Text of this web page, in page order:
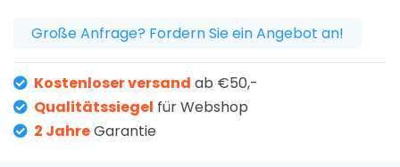
Große Anfrage? Fordern Sie ein Angebot an!
Kostenloser versand ab €50,-
Qualitätssiegel für Webshop
2 JahreGarantie